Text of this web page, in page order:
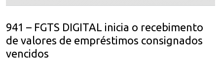
941 – FGTS DIGITAL inicia o recebimento
de valores de empréstimos consignados
vencidos